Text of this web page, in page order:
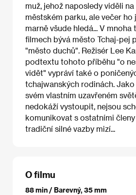
muž, jehož naposledy viděli
městském parku, ale večer ho
marně všude hledá... V
filmech bývá město Tchaj-pej
"město duchů". Režisér Lee
podtextu tohoto příběhu "o
vidět" vypráví také o
tchajwanských rodinách.
svém vlastním uzavřeném
nedokáží vystoupit, nejsou
komunikovat s ostatními
tradiční silné vazby mizí...
O filmu
88 min / Barevný, 35 mm